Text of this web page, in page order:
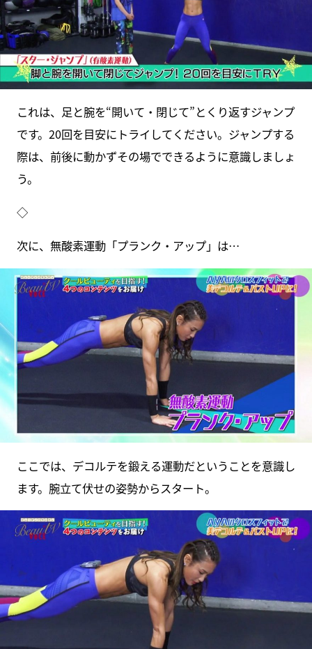
これは、足と腕を“開いて・閉じて”とくり返すジャンプ
です。20回を目安にトライしてください。ジャンプする
際は、前後に動かずその場でできるように意識しましょ
う。
◇
次に、無酸素運動「プランク・アップ」は…
ここでは、デコルテを鍛える運動だということを意識し
ます。腕立て伏せの姿勢からスタート。